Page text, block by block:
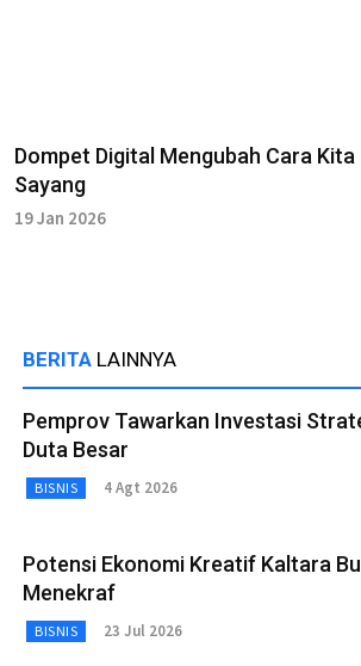
Dompet Digital Mengubah Cara Kita
Sayang
19 Jan 2026
BERITA LAINNYA
Pemprov Tawarkan Investasi
Duta Besar
BISNIS 4 Agt 2026
Potensi Ekonomi Kreatif Kaltara
Menekraf
BISNIS 23 Jul 2026